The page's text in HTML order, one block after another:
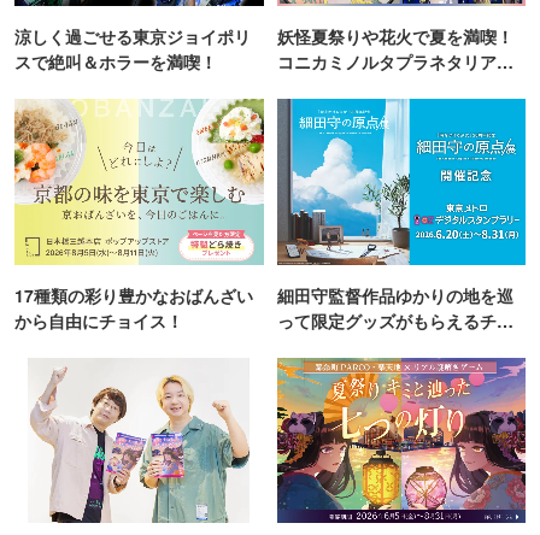
涼しく過ごせる東京ジョイポリ
スで絶叫＆ホラーを満喫！
妖怪夏祭りや花火で夏を満喫！
コニカミノルタプラネタリア
17種類の彩り豊かなおばんざい
から自由にチョイス！
細田守監督作品ゆかりの地を巡
って限定グッズがもらえるチャ